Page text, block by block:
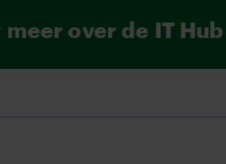
meer over de IT Hub